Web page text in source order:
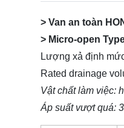
> Van an toàn
> Micro-open
Lượng xả định
Rated drainage
Vật chất làm việc:
Áp suất vượt quá: